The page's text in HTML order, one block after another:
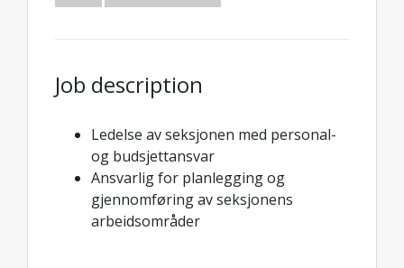
Job description
Ledelse av seksjonen med personal-
og budsjettansvar
Ansvarlig for planlegging og
gjennomføring av seksjonens
arbeidsområder